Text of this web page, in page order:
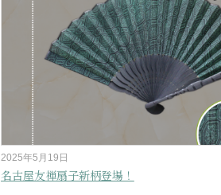
2025年5月19日
名古屋友禅扇子新柄登場！